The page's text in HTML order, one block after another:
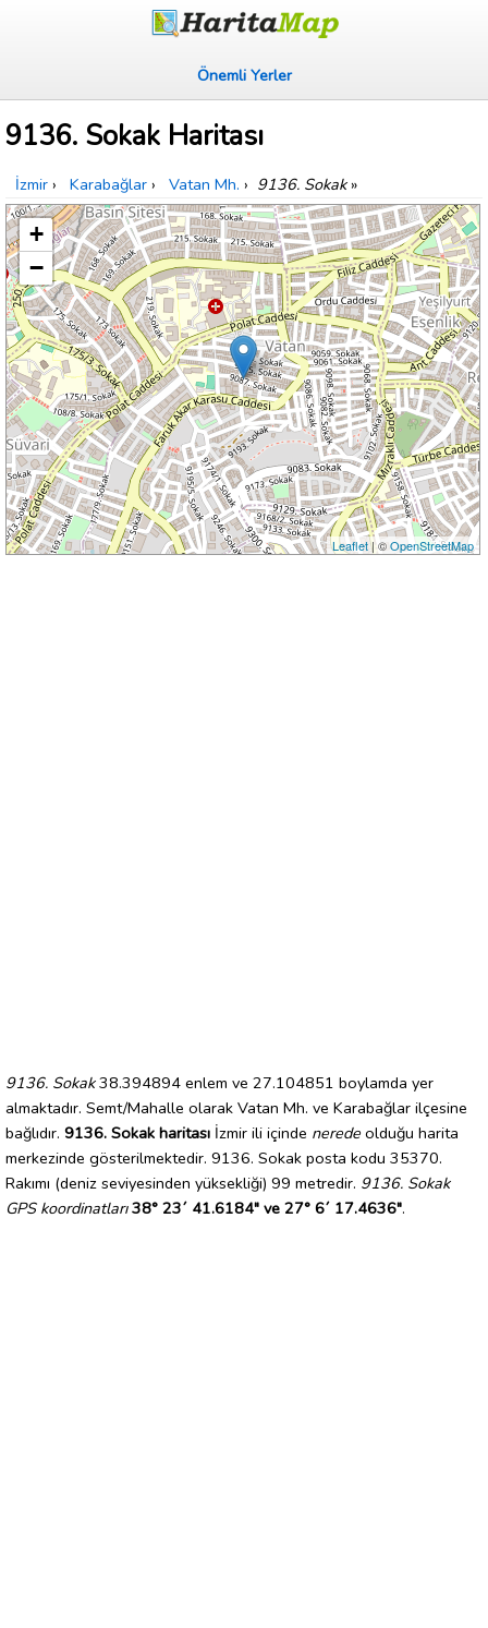
Önemli Yerler
9136. Sokak Haritası
İzmir › Karabağlar › Vatan Mh. › 9136. Sokak»
+
−
Leaflet| ©OpenStreetMap
9136. Sokak38.394894 enlem ve 27.104851 boylamda yer
almaktadır. Semt/Mahalle olarak Vatan Mh. ve Karabağlar ilçesine
bağlıdır. 9136. Sokak haritası İzmir ili içinde nerede olduğu harita
merkezinde gösterilmektedir. 9136. Sokak posta kodu 35370.
Rakımı (deniz seviyesinden yüksekliği) 99 metredir. 9136. Sokak
GPS koordinatları 38° 23´ 41.6184" ve 27° 6´ 17.4636".